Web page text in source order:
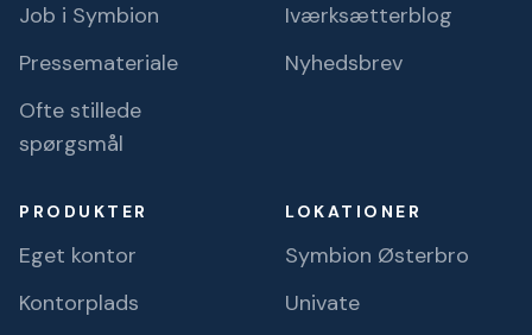
Job i Symbion
Pressemateriale
Ofte stillede
spørgsmål
Iværksætterblog
Nyhedsbrev
PRODUKTER
Eget kontor
Kontorplads
LOKATIONER
Symbion Østerbro
Univate